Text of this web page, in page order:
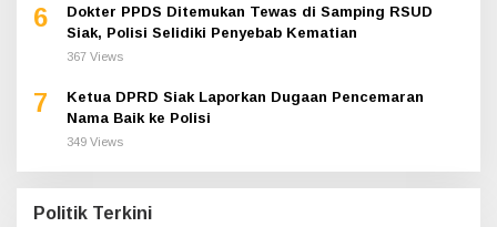
6
Dokter PPDS Ditemukan Tewas di Samping RSUD
Siak, Polisi Selidiki Penyebab Kematian
367 Views
7
Ketua DPRD Siak Laporkan Dugaan Pencemaran
Nama Baik ke Polisi
349 Views
Politik Terkini